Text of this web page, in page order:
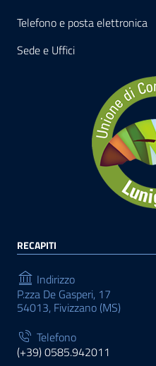
Telefono e posta elettronica
Sede e Uffici
RECAPITI
Indirizzo
P.zza De Gasperi, 17
54013, Fivizzano (MS)
Telefono
(+39) 0585.942011